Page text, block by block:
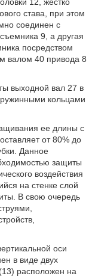
става, при этом
соединен с
9, а другая
посредством
валом 40 привода 8
выходной вал 27 в
кольцами
ее длины с
от 80% до
Данное
защиты
воздействия
на стенке слой
В свою очередь
оси
в виде двух
расположен на